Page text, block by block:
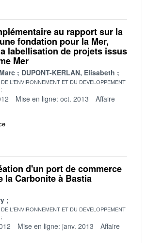
au rapport sur la
fondation pour la Mer,
labellisation de projets issus
Mer
DUPONT-KERLAN, Elisabeth
L'ENVIRONNEMENT ET DU DEVELOPPEMENT
Mise en ligne: oct. 2013
Affaire
d'un port de commerce
la Carbonite à Bastia
L'ENVIRONNEMENT ET DU DEVELOPPEMENT
Mise en ligne: janv. 2013
Affaire